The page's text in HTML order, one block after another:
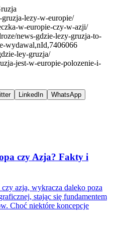
lezy-w-europie/
w-europie-czy-w-azji/
news-gdzie-lezy-gruzja-to-
wydawal,nId,7406066
ley-gruzja/
jest-w-europie-polozenie-i-
LinkedIn WhatsApp
czy Azja? Fakty i
azja, wykracza daleko poza
stając się fundamentem
Choć niektóre koncepcje